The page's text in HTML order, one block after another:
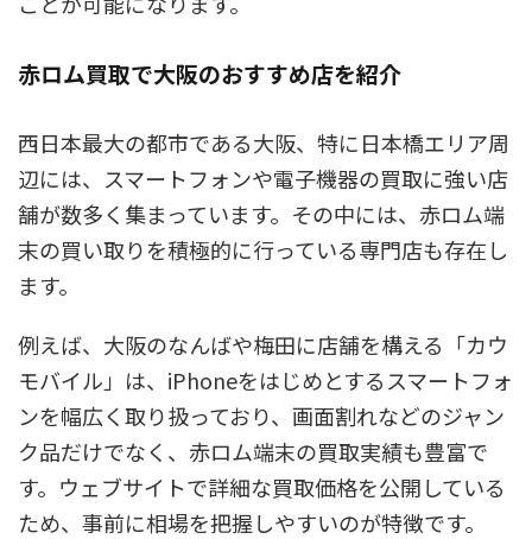
赤ロム買取で大阪のおすすめ店を紹介
西日本最大の都市である大阪、特に日本橋エリア周
辺には、スマートフォンや電子機器の買取に強い店
舗が数多く集まっています。その中には、赤ロム端
末の買い取りを積極的に行っている専門店も存在し
ます。
例えば、大阪のなんばや梅田に店舗を構える「カウ
モバイル」は、iPhoneをはじめとするスマートフォ
ンを幅広く取り扱っており、画面割れなどのジャン
ク品だけでなく、赤ロム端末の買取実績も豊富で
す。ウェブサイトで詳細な買取価格を公開している
ため、事前に相場を把握しやすいのが特徴です。